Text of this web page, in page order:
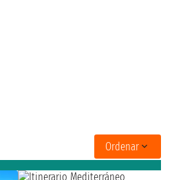
Ordenar